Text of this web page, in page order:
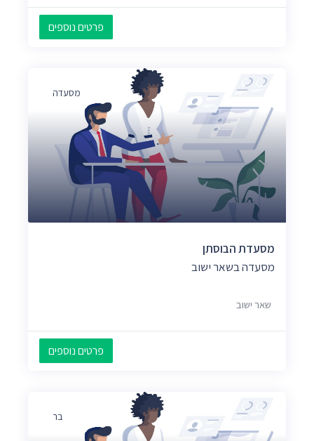
פרטים נוספים
מסעדה
מסעדת הבוסתן
מסעדה בשאר ישוב
שאר ישוב
פרטים נוספים
בר